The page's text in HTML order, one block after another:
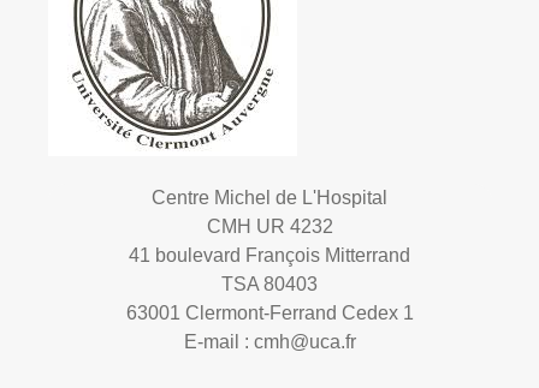
Centre Michel de L'Hospital
CMH UR 4232
41 boulevard François Mitterrand
TSA 80403
63001 Clermont-Ferrand Cedex 1
E-mail : cmh@uca.fr